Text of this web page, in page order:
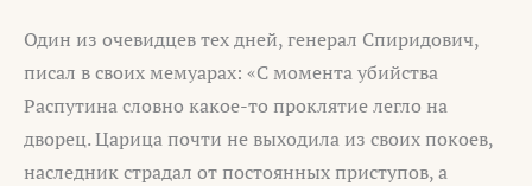
Один из очевидцев тех дней, генерал Спиридович,
писал в своих мемуарах: «С момента убийства
Распутина словно какое-то проклятие легло на
дворец. Царица почти не выходила из своих покоев,
наследник страдал от постоянных приступов, а